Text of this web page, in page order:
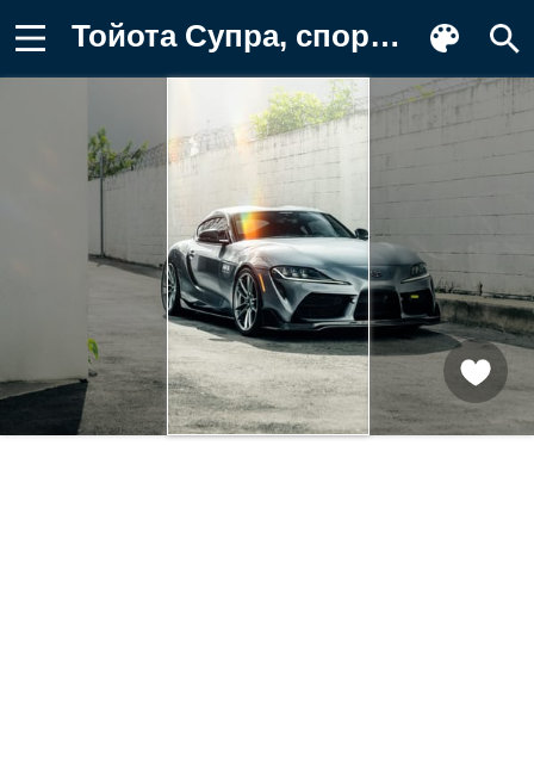
Тойота Супра, спортивные автомобили Обои на телефон